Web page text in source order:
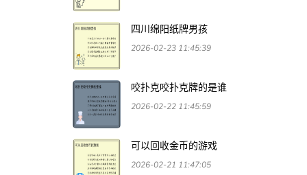
四川绵阳纸牌男孩
2026-02-23 11:45:39
咬扑克咬扑克牌的是谁
2026-02-22 11:45:59
可以回收金币的游戏
2026-02-21 11:47:05